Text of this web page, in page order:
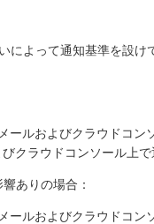
よって通知基準を設け
ルおよびクラウドコン
クラウドコンソール上で
ありの場合：
ルおよびクラウドコン